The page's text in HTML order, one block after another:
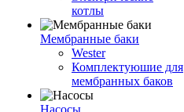
котлы
Мембранные баки
Wester
Комплектуюшие для
мембранных баков
Насосы